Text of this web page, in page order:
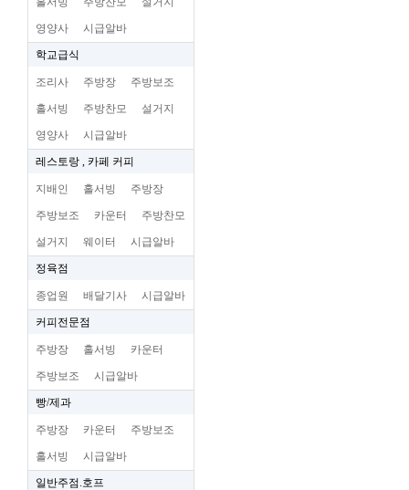
영양사 시급알바
학교급식
조리사 주방장 주방보조
홀서빙 주방찬모 설거지
영양사 시급알바
레스토랑 , 카페 커피
지배인 홀서빙 주방장
주방보조 카운터 주방찬모
설거지 웨이터 시급알바
정육점
종업원 배달기사 시급알바
커피전문점
주방장 홀서빙 카운터
주방보조 시급알바
빵/제과
주방장 카운터 주방보조
홀서빙 시급알바
일반주점.호프